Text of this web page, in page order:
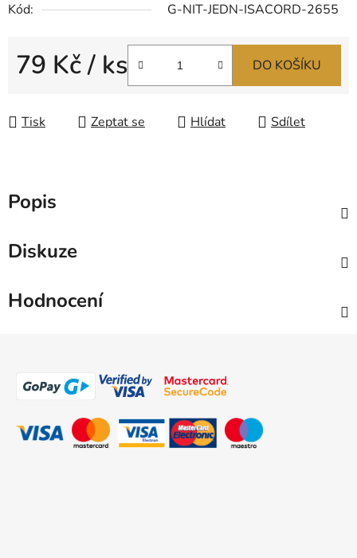
Kód:
G-NIT-JEDN-ISACORD-2655
79 Kč/ ks DO KOŠÍKU
Tisk Zeptat se Hlídat Sdílet
Popis
Diskuze
Hodnocení